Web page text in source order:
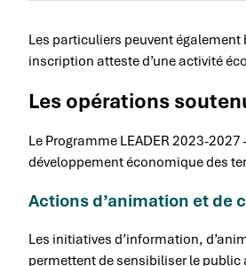
Les particuliers peuvent
inscription atteste d’une activité
Les opérations
Le Programme LEADER 2023-
développement économique des
Actions d’animation et de
Les initiatives d’information,
permettent de sensibiliser le